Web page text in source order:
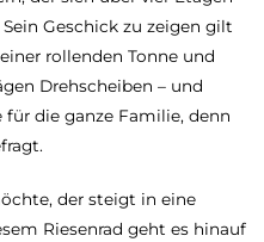
Geschick zu zeigen gilt
rollenden Tonne und
Drehscheiben – und
für die ganze Familie, denn
der steigt in eine
Riesenrad geht es hinauf